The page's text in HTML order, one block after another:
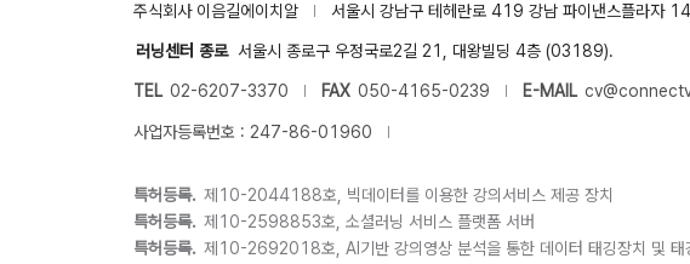
주식회사 이음길에이치알 서울시 강남구 테헤란로 419 강남 파이낸스플라자
러닝센터 종로 서울시 종로구 우정국로2길 21, 대왕빌딩 4층 (03189).
TEL 02-6207-3370 FAX 050-4165-0239 E-MAIL
사업자등록번호 : 247-86-01960
특허등록. 제10-2044188호, 빅데이터를 이용한 강의서비스 제공 장치
특허등록. 제10-2598853호, 소셜러닝 서비스 플랫폼 서버
특허등록. 제10-2692018호, AI기반 강의영상 분석을 통한 데이터 태깅장치 및 태